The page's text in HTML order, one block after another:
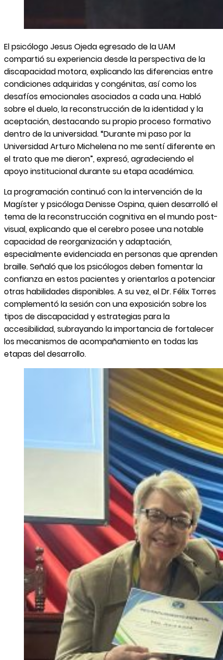
El psicólogo Jesus Ojeda egresado de la UAM
compartió su experiencia desde la perspectiva de la
discapacidad motora, explicando las diferencias entre
condiciones adquiridas y congénitas, así como los
desafíos emocionales asociados a cada una. Habló
sobre el duelo, la reconstrucción de la identidad y la
aceptación, destacando su propio proceso formativo
dentro de la universidad. “Durante mi paso por la
Universidad Arturo Michelena no me sentí diferente en
el trato que me dieron”, expresó, agradeciendo el
apoyo institucional durante su etapa académica.
La programación continuó con la intervención de la
Magíster y psicóloga Denisse Ospina, quien desarrolló el
tema de la reconstrucción cognitiva en el mundo post-
visual, explicando que el cerebro posee una notable
capacidad de reorganización y adaptación,
especialmente evidenciada en personas que aprenden
braille. Señaló que los psicólogos deben fomentar la
confianza en estos pacientes y orientarlos a potenciar
otras habilidades disponibles. A su vez, el Dr. Félix Torres
complementó la sesión con una exposición sobre los
tipos de discapacidad y estrategias para la
accesibilidad, subrayando la importancia de fortalecer
los mecanismos de acompañamiento en todas las
etapas del desarrollo.